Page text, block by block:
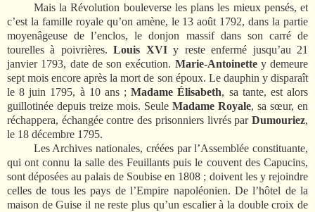
Mais la Révolution bouleverse les plans les mieux pensés, et
c’est la famille royale qu’on amène, le 13 août 1792, dans la partie
moyenâgeuse de l’enclos, le donjon massif dans son carré de
tourelles à poivrières.Louis XVIy reste enfermé jusqu’au 21
janvier 1793, date de son exécution. Marie-Antoinettey demeure
sept mois encore après la mort de son époux. Le dauphin y disparaît
le 8 juin 1795, à 10 ans ;Madame Élisabeth, sa tante, est alors
guillotinée depuis treize mois. Seule Madame Royale, sa sœur, en
réchappera, échangée contre des prisonniers livrés par Dumouriez,
le 18 décembre 1795.
Les Archives nationales, créées par l’Assemblée constituante,
qui ont connu la salle des Feuillants puis le couvent des Capucins,
sont déposées au palais de Soubise en 1808 ; doivent les y rejoindre
celles de tous les pays de l’Empire napoléonien. De l’hôtel de la
maison de Guise il ne reste plus qu’un escalier à la double croix de